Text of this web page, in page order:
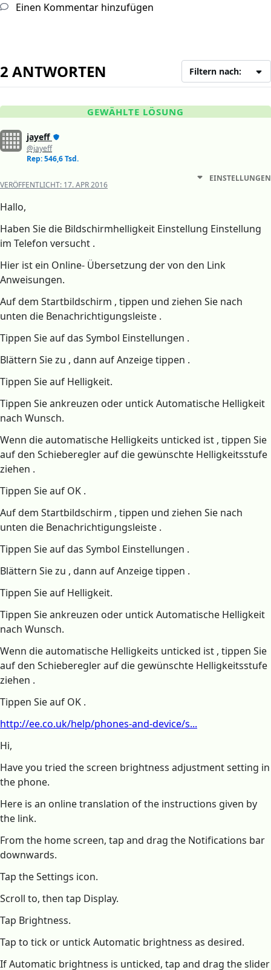
Einen Kommentar hinzufügen
2 ANTWORTEN Filtern nach:
GEWÄHLTE LÖSUNG
jayeff
@jayeff
Rep: 546,6 Tsd.
VERÖFFENTLICHT: 17. APR 2016
EINSTELLUNGEN
Hallo,
Haben Sie die Bildschirmhelligkeit Einstellung Einstellung
im Telefon versucht .
Hier ist ein Online- Übersetzung der von den Link
Anweisungen.
Auf dem Startbildschirm , tippen und ziehen Sie nach
unten die Benachrichtigungsleiste .
Tippen Sie auf das Symbol Einstellungen .
Blättern Sie zu , dann auf Anzeige tippen .
Tippen Sie auf Helligkeit.
Tippen Sie ankreuzen oder untick Automatische Helligkeit
nach Wunsch.
Wenn die automatische Helligkeits unticked ist , tippen Sie
auf den Schieberegler auf die gewünschte Helligkeitsstufe
ziehen .
Tippen Sie auf OK .
Auf dem Startbildschirm , tippen und ziehen Sie nach
unten die Benachrichtigungsleiste .
Tippen Sie auf das Symbol Einstellungen .
Blättern Sie zu , dann auf Anzeige tippen .
Tippen Sie auf Helligkeit.
Tippen Sie ankreuzen oder untick Automatische Helligkeit
nach Wunsch.
Wenn die automatische Helligkeits unticked ist , tippen Sie
auf den Schieberegler auf die gewünschte Helligkeitsstufe
ziehen .
Tippen Sie auf OK .
http://ee.co.uk/help/phones-and-device/s...
Hi,
Have you tried the screen brightness adjustment setting in
the phone.
Here is an online translation of the instructions given by
the link.
From the home screen, tap and drag the Notifications bar
downwards.
Tap the Settings icon.
Scroll to, then tap Display.
Tap Brightness.
Tap to tick or untick Automatic brightness as desired.
If Automatic brightness is unticked, tap and drag the slider